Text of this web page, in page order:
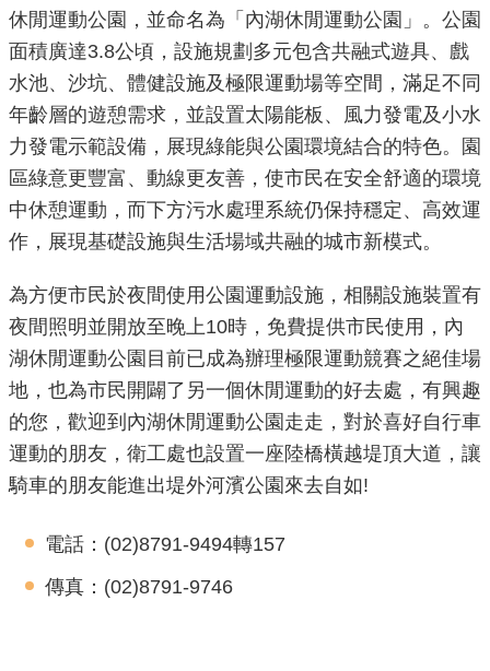
政
園
地
為
民
服
務
站
導
覽
首
頁
見
休閒運動公園，並命名為「內湖休閒運動公園」。公園
面積廣達3.8公頃，設施規劃多元包含共融式遊具、戲
水池、沙坑、體健設施及極限運動場等空間，滿足不同
年齡層的遊憩需求，並設置太陽能板、風力發電及小水
力發電示範設備，展現綠能與公園環境結合的特色。園
區綠意更豐富、動線更友善，使市民在安全舒適的環境
中休憩運動，而下方污水處理系統仍保持穩定、高效運
作，展現基礎設施與生活場域共融的城市新模式。
為方便市民於夜間使用公園運動設施，相關設施裝置有
夜間照明並開放至晚上10時，免費提供市民使用，內
湖休閒運動公園目前已成為辦理極限運動競賽之絕佳場
地，也為市民開闢了另一個休閒運動的好去處，有興趣
的您，歡迎到內湖休閒運動公園走走，對於喜好自行車
運動的朋友，衛工處也設置一座陸橋橫越堤頂大道，讓
騎車的朋友能進出堤外河濱公園來去自如!
電話：(02)8791-9494轉157
傳真：(02)8791-9746